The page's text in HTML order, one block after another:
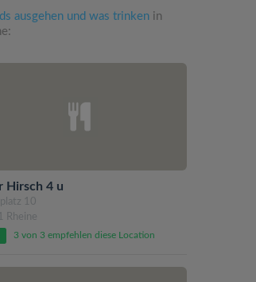
ausgehen und was trinken in
Hirsch 4 u
10
Rheine
3 von 3 empfehlen diese Location